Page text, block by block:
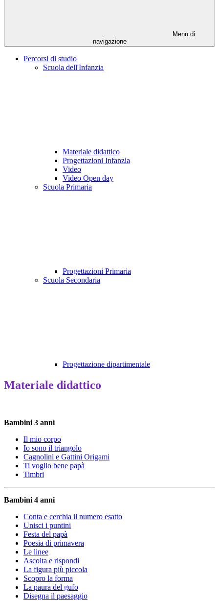
Menu di
navigazione
Percorsi di studio
Scuola dell'Infanzia
Materiale didattico
Progettazioni Infanzia
Video
Video Open day
Scuola Primaria
Progettazioni Primaria
Scuola Secondaria
Progettazione dipartimentale
Materiale didattico
Bambini 3 anni
Il mio corpo
Io sono il triangolo
Cagnolini e Gattini Origami
Ti voglio bene papà
Timbri
Bambini 4 anni
Conta e cerchia il numero esatto
Unisci i puntini
Festa del papà
Poesia di primavera
Le linee
Ascolta e rispondi
La figura più piccola
Scopro la forma
La paura del gufo
Disegna il paesaggio